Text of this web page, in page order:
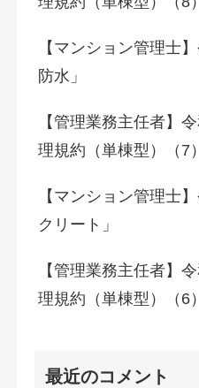
【マンション管理士
防水」
【管理業務主任者】
理規約（単棟型）（7
【マンション管理士
クリート」
【管理業務主任者】
理規約（単棟型）（6
最近のコメント